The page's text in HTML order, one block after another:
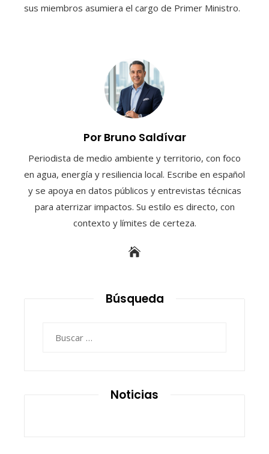
sus miembros asumiera el cargo de Primer Ministro.
Por Bruno Saldívar
Periodista de medio ambiente y territorio, con foco
en agua, energía y resiliencia local. Escribe en español
y se apoya en datos públicos y entrevistas técnicas
para aterrizar impactos. Su estilo es directo, con
contexto y límites de certeza.
Búsqueda
Noticias